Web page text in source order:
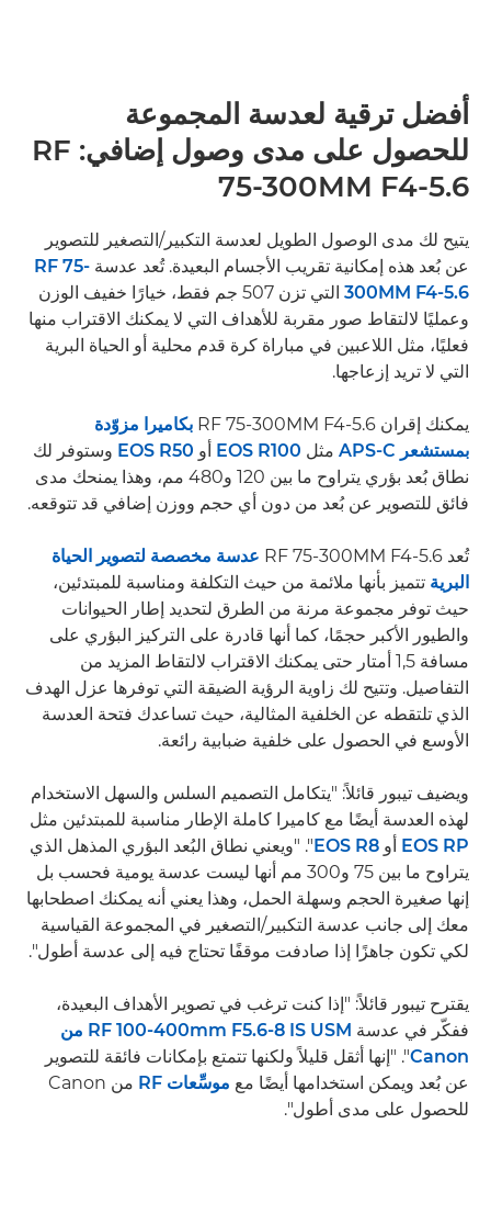
أفضل ترقية لعدسة المجموعة
للحصول على مدى وصول إضافي: RF
75-300MM F4-5.6
يتيح لك مدى الوصول الطويل لعدسة التكبير/التصغير للتصوير
عن بُعد هذه إمكانية تقريب الأجسام البعيدة. تُعد عدسة RF 75-
300MM F4-5.6
التي تزن 507 جم فقط، خيارًا خفيف الوزن
وعمليًا لالتقاط صور مقربة للأهداف التي لا يمكنك الاقتراب منها
فعليًا، مثل اللاعبين في مباراة كرة قدم محلية أو الحياة البرية
التي لا تريد إزعاجها.
يمكنك إقران RF 75-300MM F4-5.6
بكاميرا مزوّدة
بمستشعر APS-C
مثل EOS R100 أو EOS R50 وستوفر لك
نطاق بُعد بؤري يتراوح ما بين 120 و480 مم، وهذا يمنحك مدى
فائق للتصوير عن بُعد من دون أي حجم ووزن إضافي قد تتوقعه.
تُعد RF 75-300MM F4-5.6
عدسة مخصصة لتصوير الحياة
البرية تتميز بأنها ملائمة من حيث التكلفة ومناسبة للمبتدئين،
حيث توفر مجموعة مرنة من الطرق لتحديد إطار الحيوانات
والطيور الأكبر حجمًا، كما أنها قادرة على التركيز البؤري على
مسافة 1,5 أمتار حتى يمكنك الاقتراب لالتقاط المزيد من
التفاصيل. وتتيح لك زاوية الرؤية الضيقة التي توفرها عزل الهدف
الذي تلتقطه عن الخلفية المثالية، حيث تساعدك فتحة العدسة
الأوسع في الحصول على خلفية ضبابية رائعة.
ويضيف تيبور قائلاً: "يتكامل التصميم السلس والسهل الاستخدام
لهذه العدسة أيضًا مع كاميرا كاملة الإطار مناسبة للمبتدئين مثل
EOS RP
أو EOS R8 ". "ويعني نطاق البُعد البؤري المذهل الذي
يتراوح ما بين 75 و300 مم أنها ليست عدسة يومية فحسب بل
إنها صغيرة الحجم وسهلة الحمل، وهذا يعني أنه يمكنك اصطحابها
معك إلى جانب عدسة التكبير/التصغير في المجموعة القياسية
لكي تكون جاهزًا إذا صادفت موقفًا تحتاج فيه إلى عدسة أطول".
يقترح تيبور قائلاً: "إذا كنت ترغب في تصوير الأهداف البعيدة،
ففكّر في عدسة
RF 100-400mm F5.6-8 IS USM من
Canon". "إنها أثقل قليلاً ولكنها تتمتع بإمكانات فائقة للتصوير
عن بُعد ويمكن استخدامها أيضًا مع موسِّعات RF
من Canon
للحصول على مدى أطول".